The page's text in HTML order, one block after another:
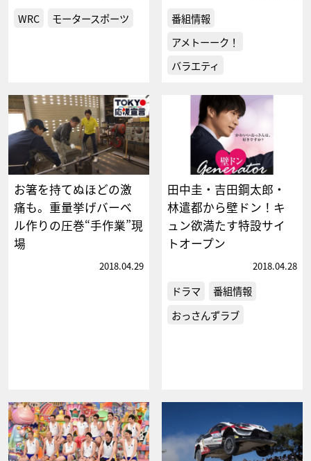
WRC モータースポーツ
番組情報
アメトーーク！
バラエティ
お箸を持てぬほどの激
痛も。重量挙げバーベ
ル作りの圧巻“手作業”現
場
2018.04.29
田中圭・吉田鋼太郎・
林遣都から壁ドン！キ
ュン欲満たす特設サイ
トオープン
2018.04.28
ドラマ
番組情報
おっさんずラブ